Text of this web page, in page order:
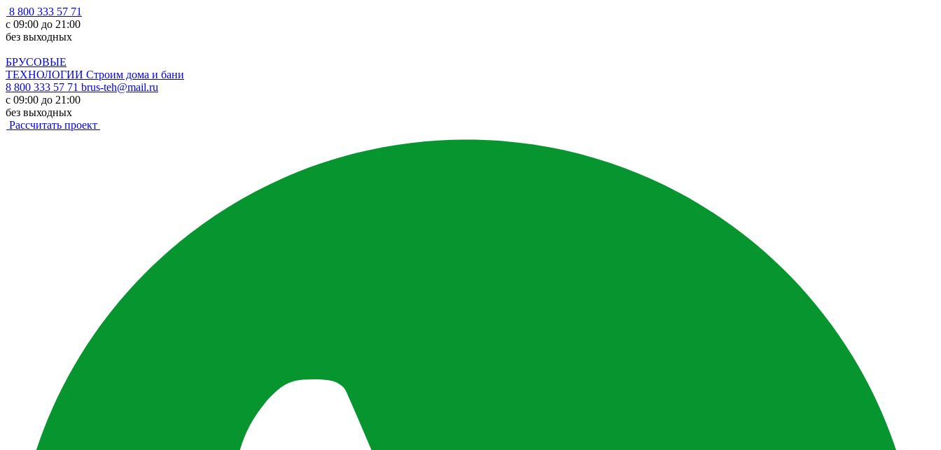
8 800 333 57 71
с 09:00 до 21:00
без выходных
БРУСОВЫЕ
ТЕХНОЛОГИИ Строим дома и бани
8 800 333 57 71 brus-teh@mail.ru
с 09:00 до 21:00
без выходных
Рассчитать проект